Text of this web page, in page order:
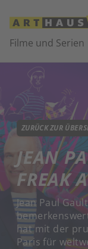
Filme und Serien
ZURÜCK ZUR
JEAN
FREAK
Jean Paul
hat mit der
Paris für